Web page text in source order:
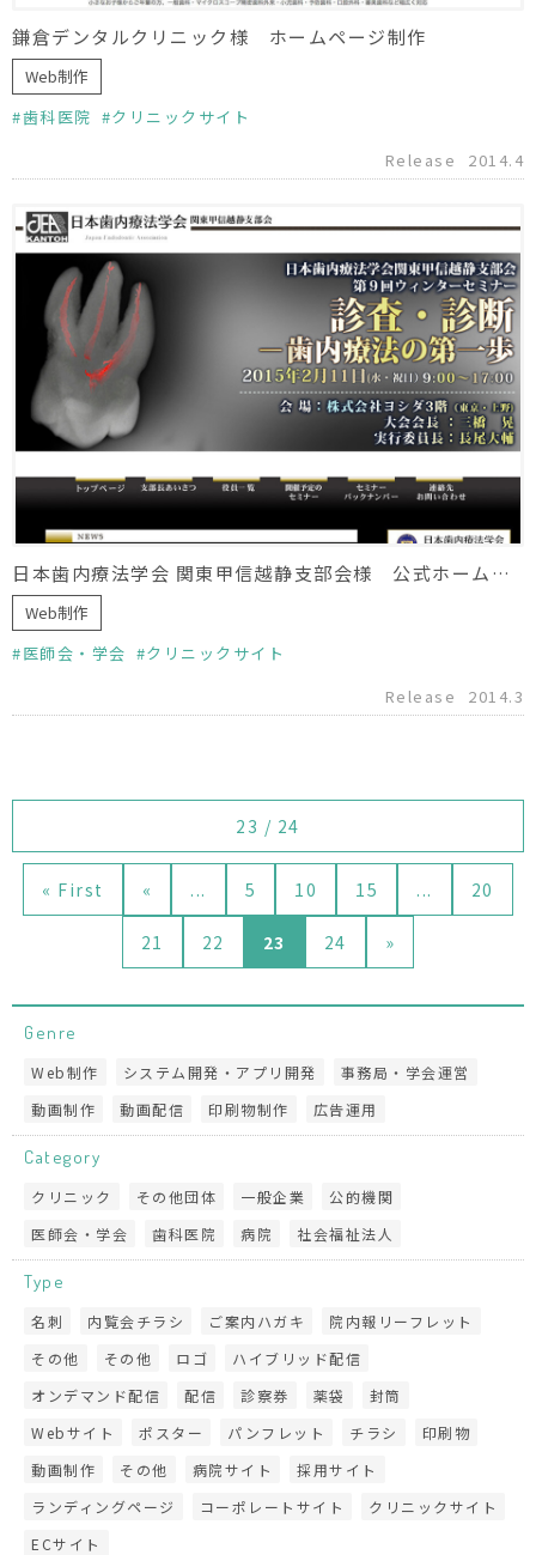
鎌倉デンタルクリニック様 ホームページ制作
Web制作
歯科医院
クリニックサイト
Release
2014.4
日本歯内療法学会 関東甲信越静支部会様 公式ホームページリニューアル
Web制作
医師会・学会
クリニックサイト
Release
2014.3
23 / 24
« First « ... 5 10 15 ... 20
21 22 23 24 »
Genre
Web制作 システム開発・アプリ開発
事務局・学会運営
動画制作
動画配信 印刷物制作 広告運用
Category
クリニック その他団体 一般企業
公的機関
医師会・学会
歯科医院 病院 社会福祉法人
Type
名刺 内覧会チラシ ご案内ハガキ
院内報リーフレット
その他
その他 ロゴ
ハイブリッド配信
オンデマンド配信
配信 診察券 薬袋
封筒
Webサイト
ポスター パンフレット チラシ
印刷物
動画制作
その他 病院サイト
採用サイト
ランディングページ
コーポレートサイト
クリニックサイト
ECサイト